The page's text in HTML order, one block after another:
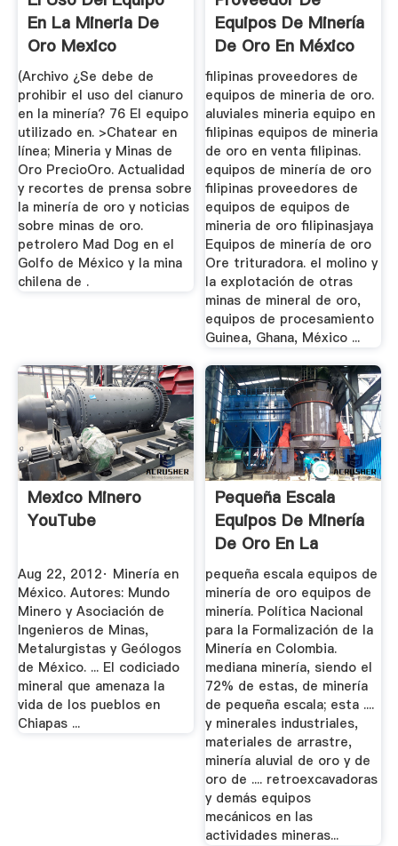
En La Mineria De
Oro Mexico
(Archivo ¿Se debe de
prohibir el uso del cianuro
en la minería? 76 El equipo
utilizado en. >Chatear en
línea; Mineria y Minas de
Oro PrecioOro. Actualidad
y recortes de prensa sobre
la minería de oro y noticias
sobre minas de oro.
petrolero Mad Dog en el
Golfo de México y la mina
chilena de .
Equipos De Minería
De Oro En México
filipinas proveedores de
equipos de mineria de oro.
aluviales mineria equipo en
filipinas equipos de mineria
de oro en venta filipinas.
equipos de minería de oro
filipinas proveedores de
equipos de equipos de
mineria de oro filipinasjaya
Equipos de minería de oro
Ore trituradora. el molino y
la explotación de otras
minas de mineral de oro,
equipos de procesamiento
Guinea, Ghana, México ...
Mexico Minero
YouTube
Aug 22, 2012· Minería en
México. Autores: Mundo
Minero y Asociación de
Ingenieros de Minas,
Metalurgistas y Geólogos
de México. ... El codiciado
mineral que amenaza la
vida de los pueblos en
Chiapas ...
Pequeña Escala
Equipos De Minería
De Oro En La
México
pequeña escala equipos de
minería de oro equipos de
minería. Política Nacional
para la Formalización de la
Minería en Colombia.
mediana minería, siendo el
72% de estas, de minería
de pequeña escala; esta ....
y minerales industriales,
materiales de arrastre,
minería aluvial de oro y de
oro de .... retroexcavadoras
y demás equipos
mecánicos en las
actividades mineras...